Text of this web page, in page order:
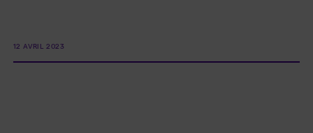
12 AVRIL 2023